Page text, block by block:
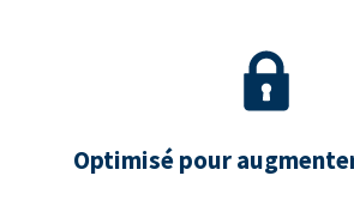
Optimisé pour